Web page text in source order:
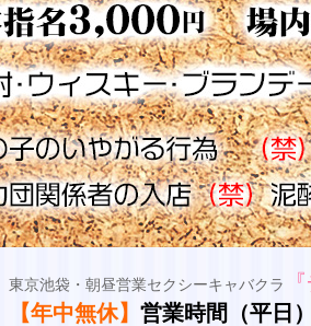
東京池袋・朝昼営業セクシーキャバクラ
【年中無休】 営業時間（平日